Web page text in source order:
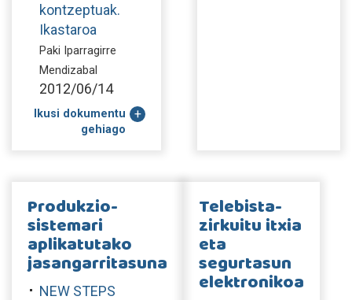
kontzeptuak.
Ikastaroa
Paki Iparragirre
Mendizabal
2012/06/14
Ikusi dokumentu
gehiago
Produkzio-
sistemari
aplikatutako
jasangarritasuna
NEW STEPS
Telebista-
zirkuitu itxia
eta
segurtasun
elektronikoa